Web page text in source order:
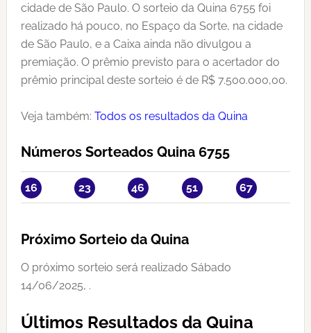
cidade de São Paulo. O sorteio da Quina 6755 foi
realizado há pouco, no Espaço da Sorte, na cidade
de São Paulo, e a Caixa ainda não divulgou a
premiação. O prêmio previsto para o acertador do
prêmio principal deste sorteio é de R$ 7.500.000,00.
Veja também: Todos os resultados da Quina
Números Sorteados Quina 6755
16 23 46 51 67
Próximo Sorteio da Quina
O próximo sorteio será realizado Sábado
14/06/2025, .
Últimos Resultados da Quina